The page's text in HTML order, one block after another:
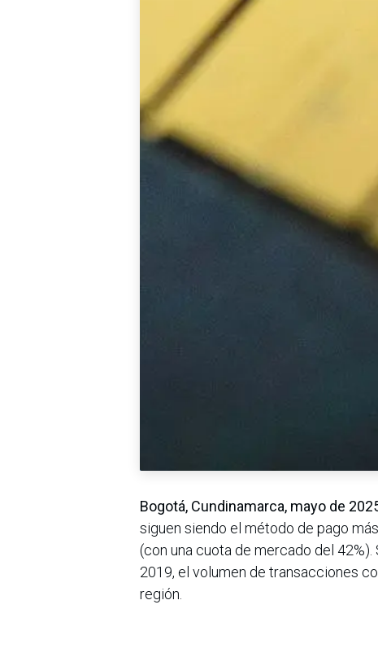
Bogotá, Cundinamarca, mayo de
siguen siendo el método de pago
(con una cuota de mercado del
2019, el volumen de transacciones
región.